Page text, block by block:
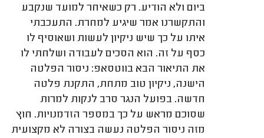
ביום ולא הודיע. רק כשאיחר למועד שנקבע
והתקשרנו אמר שיגיע למחרת. התעכבתי
איתו על כך שיש ניקיון לעשות ושאוסיף לו
כסף על זה. הוא הסכים לעבודה ושלחתי לו
את התיאור הבא בווטסאפ: ניסור הפלטה
הישנה, ניקיון טוב מתחת, התקנת פלטה
חדשה. בפועל הנגר סרב לנקות למרות
שסוכם מראש על כך במספר הזדמנויות. חוץ
מזה ניסור הפלטה נעשה בצורה לא מקצועית